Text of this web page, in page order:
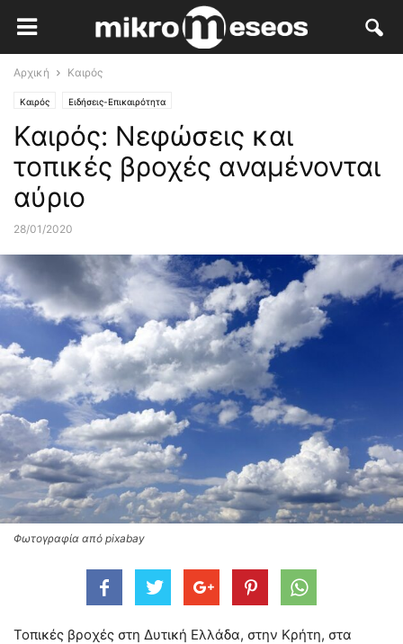
Αρχική Καιρός
Καιρός Ειδήσεις-Επικαιρότητα
Καιρός: Νεφώσεις και
τοπικές βροχές αναμένονται
αύριο
28/01/2020
Φωτογραφία από pixabay
Τοπικές βροχές στη Δυτική Ελλάδα, στην Κρήτη, στα